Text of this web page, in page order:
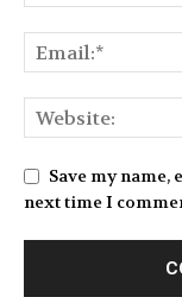
Save my
next time I